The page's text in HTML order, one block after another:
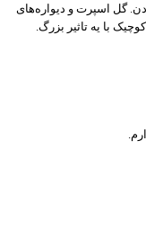
گل اسپرت و دیواره‌های
با یه تاثیر بزرگ.